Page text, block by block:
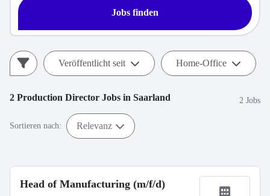
Jobs finden
Veröffentlicht seit Home-Office
2 Production Director Jobs in Saarland 2 Jobs
Sortieren nach: Relevanz
Head of Manufacturing (m/f/d)